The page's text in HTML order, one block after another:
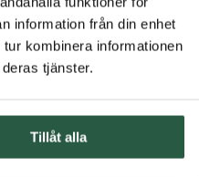
information från din enhet
kombinera informationen
tjänster.
Tillåt alla